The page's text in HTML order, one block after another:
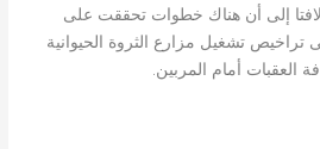
لافتا إلى أن هناك خطوات تحققت على
تشغيل مزارع الثروة الحيوانية
العقبات أمام المربين.